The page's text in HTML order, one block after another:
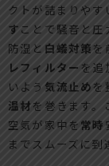
クトが詰まりやす
す ことで騒音と
防湿と 白蟻対策を
レフィルター を追
いよう 気流止めを
温材 を巻きます
空気が家中を 常時
までスムーズに到